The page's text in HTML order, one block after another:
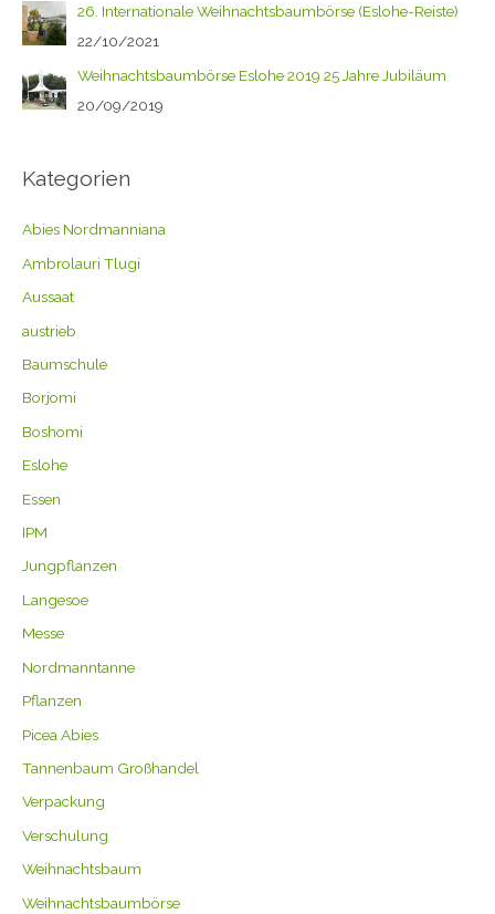
26. Internationale Weihnachtsbaumbörse (Eslohe-Reiste)
22/10/2021
Weihnachtsbaumbörse Eslohe 2019 25 Jahre Jubiläum
20/09/2019
Kategorien
Abies Nordmanniana
Ambrolauri Tlugi
Aussaat
austrieb
Baumschule
Borjomi
Boshomi
Eslohe
Essen
IPM
Jungpflanzen
Langesoe
Messe
Nordmanntanne
Pflanzen
Picea Abies
Tannenbaum Großhandel
Verpackung
Verschulung
Weihnachtsbaum
Weihnachtsbaumbörse